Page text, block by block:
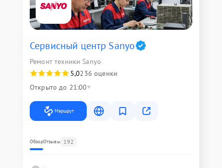
Сервисный центр Sanyo
Ремонт техники Sanyo
5,0236 оценки
Открыто до 21:00
Маршрут
ОбзорОтзывы 192